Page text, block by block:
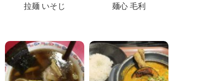
拉麺 いそじ 麺心 毛利